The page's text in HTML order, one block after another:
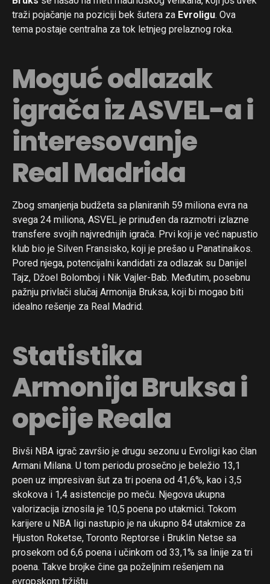
traži pojačanje na poziciji bek šutera za Evroligu. Ova
tema postaje centralna za tok letnjeg prelaznog roka.
Moguć odlazak
igrača iz ASVEL-a i
interesovanje
Real Madrida
Zbog smanjenja budžeta sa planiranih 59 miliona evra na
svega 24 miliona, ASVEL je prinuđen da razmotri izlazne
transfere svojih najvrednijih igrača. Prvi koji je već napustio
klub bio je Silven Fransisko, koji je prešao u Panatinaikos.
Pored njega, potencijalni kandidati za odlazak su Danijel
Tajz, Džoel Bolomboj i Nik Vajler-Bab. Međutim, posebnu
pažnju privlači slučaj Armonija Bruksa, koji bi mogao biti
idealno rešenje za Real Madrid.
Statistika
Armonija Bruksa i
opcije Reala
Bivši NBA igrač završio je drugu sezonu u Evroligi kao član
Armani Milana. U tom periodu prosečno je beležio 13,1
poen uz impresivan šut za tri poena od 41,6%, kao i 3,5
skokova i 1,4 asistencije po meču. Njegova ukupna
valorizacija iznosila je 10,5 poena po utakmici. Tokom
karijere u NBA ligi nastupio je na ukupno 84 utakmice za
Hjuston Roketse, Toronto Reptorse i Bruklin Netse sa
prosekom od 6,6 poena i učinkom od 33,1% sa linije za tri
poena. Takve brojke čine ga poželjnim rešenjem na
evropskom tržištu.